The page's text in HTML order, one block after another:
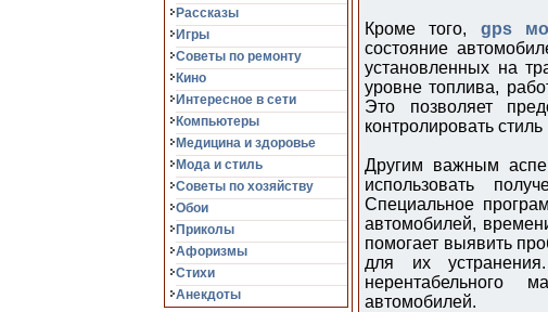
Рассказы
Игры
Советы по ремонту
Кино
Интересное в сети
Компьютеры
Медицина и здоровье
Мода и стиль
Советы по хозяйству
Обои
Приколы
Афоризмы
Стихи
Анекдоты
Кроме того, gps
состояние
установленных на
уровне топлива,
Это позволяет
контролировать
Другим важным
использовать
Специальное
автомобилей,
помогает выявить
для их
нерентабельного
автомобилей.